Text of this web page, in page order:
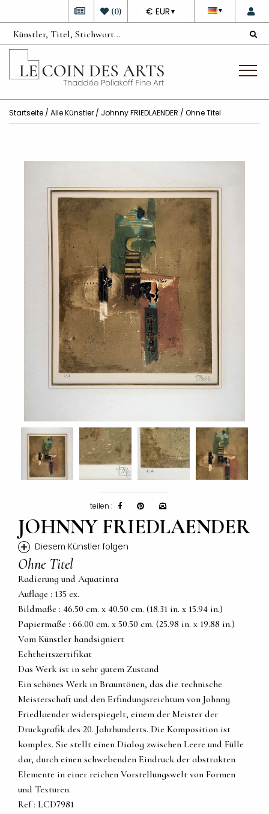
▼
DEVISE
€ EUR ▼
(0)
Startseite / Alle Künstler / Johnny FRIEDLAENDER / Ohne Titel
teilen :
JOHNNY FRIEDLAENDER
+ Diesem Künstler folgen
Ohne Titel
Radierung und Aquatinta
Auflage : 135 ex.
Bildmaße : 46.50 cm. x 40.50 cm. (18.31 in. x 15.94 in.)
Papiermaße : 66.00 cm. x 50.50 cm. (25.98 in. x 19.88 in.)
Vom Künstler handsigniert
Echtheitszertifikat
Das Werk ist in sehr gutem Zustand
Ein schönes Werk in Brauntönen, das die technische
Meisterschaft und den Erfindungsreichtum von Johnny
Friedlaender widerspiegelt, einem der Meister der
Druckgrafik des 20. Jahrhunderts. Die Komposition ist
komplex. Sie stellt einen Dialog zwischen Leere und Fülle
dar, durch einen schwebenden Eindruck der abstrakten
Elemente in einer reichen Vorstellungswelt von Formen
und Texturen.
Ref : LCD7981